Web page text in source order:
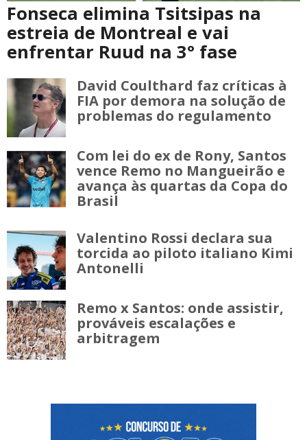
Fonseca elimina Tsitsipas na
estreia de Montreal e vai
enfrentar Ruud na 3° fase
David Coulthard faz críticas à
FIA por demora na solução de
problemas do regulamento
Com lei do ex de Rony, Santos
vence Remo no Mangueirão e
avança às quartas da Copa do
Brasil
Valentino Rossi declara sua
torcida ao piloto italiano Kimi
Antonelli
Remo x Santos: onde assistir,
prováveis escalações e
arbitragem